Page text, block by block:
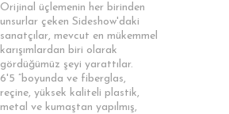
Orijinal üçlemenin her birinden
unsurlar çeken Sideshow'daki
sanatçılar, mevcut en mükemmel
karışımlardan biri olarak
gördüğümüz şeyi yarattılar.
6'5 ”boyunda ve fiberglas,
reçine, yüksek kaliteli plastik,
metal ve kumaştan yapılmış,